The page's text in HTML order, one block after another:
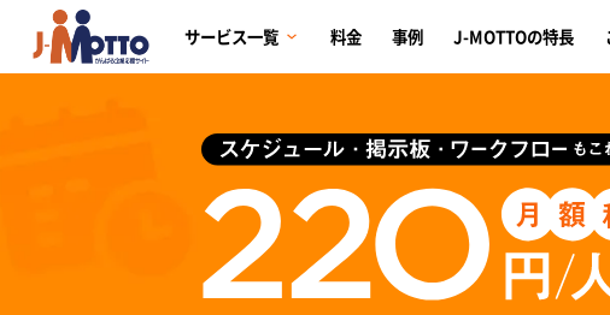
サービス一覧 料金 事例 J-MOTTOの特長